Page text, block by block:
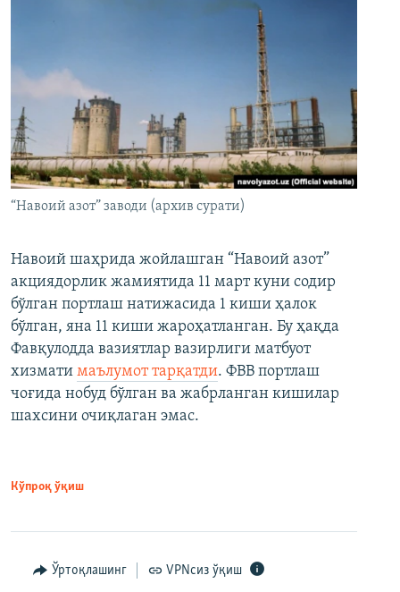
“Навоий азот” заводи (архив сурати)
Навоий шаҳрида жойлашган “Навоий азот”
акциядорлик жамиятида 11 март куни содир
бўлган портлаш натижасида 1 киши ҳалок
бўлган, яна 11 киши жароҳатланган. Бу ҳақда
Фавқулодда вазиятлар вазирлиги матбуот
хизмати маълумот тарқатди. ФВВ портлаш
чоғида нобуд бўлган ва жабрланган кишилар
шахсини очиқлаган эмас.
Кўпроқ ўқиш
Ўртоқлашинг VPNсиз ўқиш